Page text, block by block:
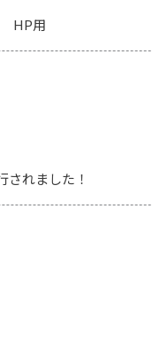
HP用
れました！